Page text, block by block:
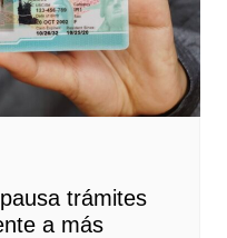
trámites
a más